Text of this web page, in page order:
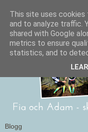
This site uses
and to analyze traffic.
shared with Google
metrics to ensure
statistics, and to